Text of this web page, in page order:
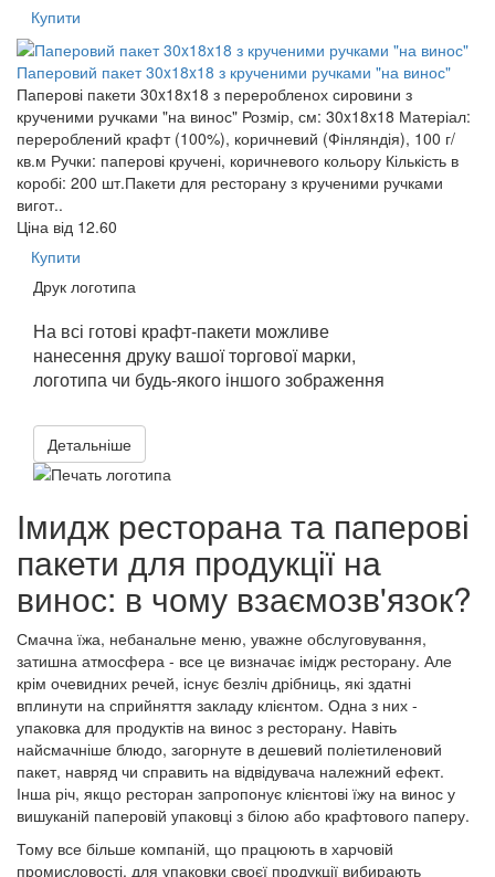
Купити
Паперовий пакет 30x18x18 з крученими ручками "на винос"
Паперові пакети 30x18x18 з переробленох сировини з
крученими ручками "на винос" Розмір, см: 30x18x18 Матеріал:
перероблений крафт (100%), коричневий (Фінляндія), 100 г/
кв.м Ручки: паперові кручені, коричневого кольору Кількість в
коробі: 200 шт.Пакети для ресторану з крученими ручками
вигот..
Ціна від 12.60
Купити
Друк логотипа
На всі готові крафт-пакети можливе
нанесення друку вашої торгової марки,
логотипа чи будь-якого іншого зображення
Детальніше
Імидж ресторана та паперові
пакети для продукції на
винос: в чому взаємозв'язок?
Смачна їжа, небанальне меню, уважне обслуговування,
затишна атмосфера - все це визначає імідж ресторану. Але
крім очевидних речей, існує безліч дрібниць, які здатні
вплинути на сприйняття закладу клієнтом. Одна з них -
упаковка для продуктів на винос з ресторану. Навіть
найсмачніше блюдо, загорнуте в дешевий поліетиленовий
пакет, навряд чи справить на відвідувача належний ефект.
Інша річ, якщо ресторан запропонує клієнтові їжу на винос у
вишуканій паперовій упаковці з білою або крафтового паперу.
Тому все більше компаній, що працюють в харчовій
промисловості, для упаковки своєї продукції вибирають